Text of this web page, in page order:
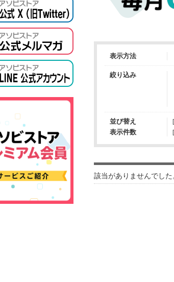
表示方法
絞り込み
並び替え [
表示件数 [
該当がありませんでした